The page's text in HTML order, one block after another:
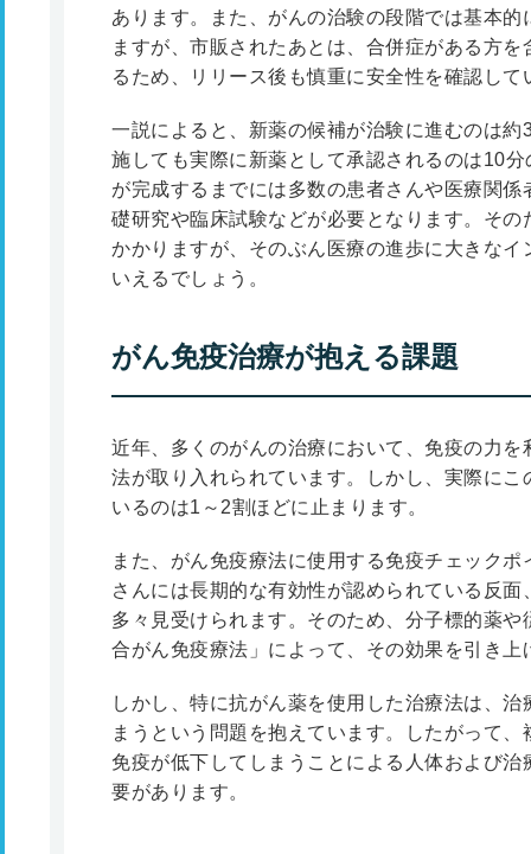
あります。また、がんの治験の段階では基本
ますが、市販されたあとは、合併症がある方
るため、リリース後も慎重に安全性を確認して
一説によると、新薬の候補が治験に進むのは
施しても実際に新薬として承認されるのは10
が完成するまでには多数の患者さんや医療関
礎研究や臨床試験などが必要となります。そ
かかりますが、そのぶん医療の進歩に大きな
いえるでしょう。
がん免疫治療が抱える課題
近年、多くのがんの治療において、免疫の力
法が取り入れられています。しかし、実際に
いるのは1～2割ほどに止まります。
また、がん免疫療法に使用する免疫チェック
さんには長期的な有効性が認められている反
多々見受けられます。そのため、分子標的薬
合がん免疫療法」によって、その効果を引き
しかし、特に抗がん薬を使用した治療法は、
まうという問題を抱えています。したがって
免疫が低下してしまうことによる人体および
要があります。